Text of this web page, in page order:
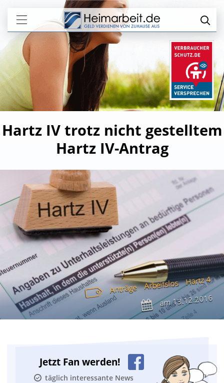
Hartz IV trotz nicht gestelltem
Hartz IV-Antrag
Anträge Arbeitslos Hartz 4
am13.12.2016
Jetzt Fan werden!
täglich interessante News